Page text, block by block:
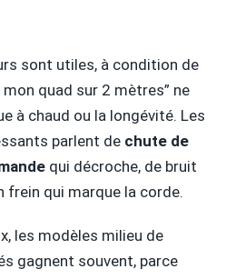
sont utiles, à condition de
quad sur 2 mètres” ne
à chaud ou la longévité. Les
parlent de chute de
qui décroche, de bruit
frein qui marque la corde.
les modèles milieu de
gagnent souvent, parce